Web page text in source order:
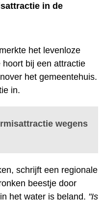
in de
het levenloze
bij een attractie
het gemeentehuis.
in.
wegens
schrijft een regionale
beestje door
het water is beland. "Is